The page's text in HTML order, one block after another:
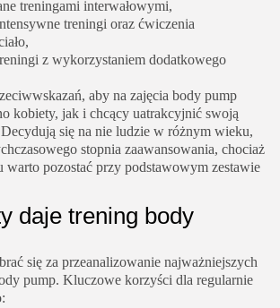
treningami interwałowymi,
treningi oraz ćwiczenia
z wykorzystaniem dodatkowego
aby na zajęcia body pump
kobiety, jak i chcący uatrakcyjnić swoją
się na nie ludzie w różnym wieku,
stopnia zaawansowania, chociaż
warto pozostać przy podstawowym zestawie
daje trening body
się za przeanalizowanie najważniejszych
pump. Kluczowe korzyści dla regularnie